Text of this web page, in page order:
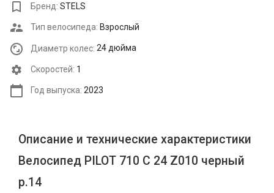
Бренд: STELS
Тип велосипеда: Взрослый
Диаметр колес: 24 дюйма
Cкоростей: 1
Год выпуска: 2023
Описание и технические характеристики
Велосипед PILOT 710 С 24 Z010 черный
р.14